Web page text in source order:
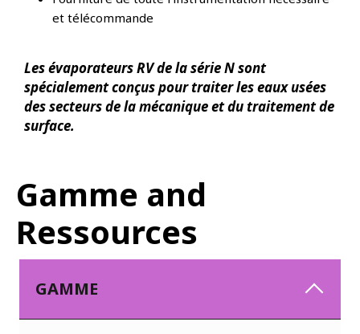
et télécommande
Les évaporateurs RV de la série N sont
spécialement conçus pour traiter les eaux usées
des secteurs de la mécanique et du traitement de
surface.
Gamme and
Ressources
GAMME